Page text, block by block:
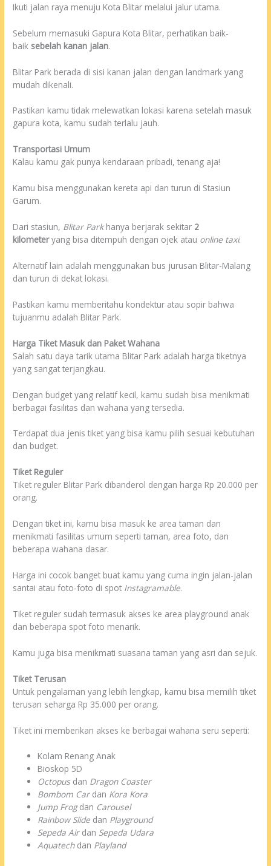
Ikuti jalan raya menuju Kota Blitar melalui jalur utama.
Sebelum memasuki Gapura Kota Blitar, perhatikan baik-
baik sebelah kanan jalan.
Blitar Park berada di sisi kanan jalan dengan landmark yang
mudah dikenali.
Pastikan kamu tidak melewatkan lokasi karena setelah masuk
gapura kota, kamu sudah terlalu jauh.
Transportasi Umum
Kalau kamu gak punya kendaraan pribadi, tenang aja!
Kamu bisa menggunakan kereta api dan turun di Stasiun
Garum.
Dari stasiun, Blitar Parkhanya berjarak sekitar 2
kilometeryang bisa ditempuh dengan ojek atau online taxi.
Alternatif lain adalah menggunakan bus jurusan Blitar-Malang
dan turun di dekat lokasi.
Pastikan kamu memberitahu kondektur atau sopir bahwa
tujuanmu adalah Blitar Park.
Harga Tiket Masuk dan Paket Wahana
Salah satu daya tarik utama Blitar Park adalah harga tiketnya
yang sangat terjangkau.
Dengan budget yang relatif kecil, kamu sudah bisa menikmati
berbagai fasilitas dan wahana yang tersedia.
Terdapat dua jenis tiket yang bisa kamu pilih sesuai kebutuhan
dan budget.
Tiket Reguler
Tiket reguler Blitar Park dibanderol dengan harga Rp 20.000 per
orang.
Dengan tiket ini, kamu bisa masuk ke area taman dan
menikmati fasilitas umum seperti taman, area foto, dan
beberapa wahana dasar.
Harga ini cocok banget buat kamu yang cuma ingin jalan-jalan
santai atau foto-foto di spot Instagramable.
Tiket reguler sudah termasuk akses ke area playground anak
dan beberapa spot foto menarik.
Kamu juga bisa menikmati suasana taman yang asri dan sejuk.
Tiket Terusan
Untuk pengalaman yang lebih lengkap, kamu bisa memilih tiket
terusan seharga Rp 35.000 per orang.
Tiket ini memberikan akses ke berbagai wahana seru seperti:
Kolam Renang Anak
Bioskop 5D
Octopusdan Dragon Coaster
Bombom Cardan Kora Kora
Jump Frogdan Carousel
Rainbow Slide dan Playground
Sepeda Airdan Sepeda Udara
Aquatechdan Playland